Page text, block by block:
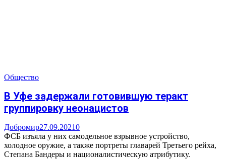
Общество
В Уфе задержали готовившую теракт
группировку неонацистов
Добромир27.09.20210
ФСБ изъяла у них самодельное взрывное устройство,
холодное оружие, а также портреты главарей Третьего рейха,
Степана Бандеры и националистическую атрибутику.